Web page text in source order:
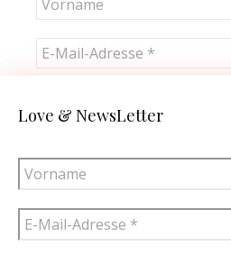
Love & NewsLetter
immer als Erste, was bei
Einblicke und natürlich auch
andere Freebie!
findest du unter